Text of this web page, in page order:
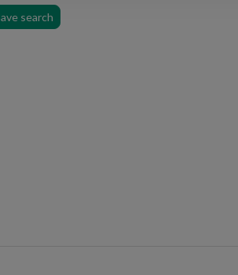
search